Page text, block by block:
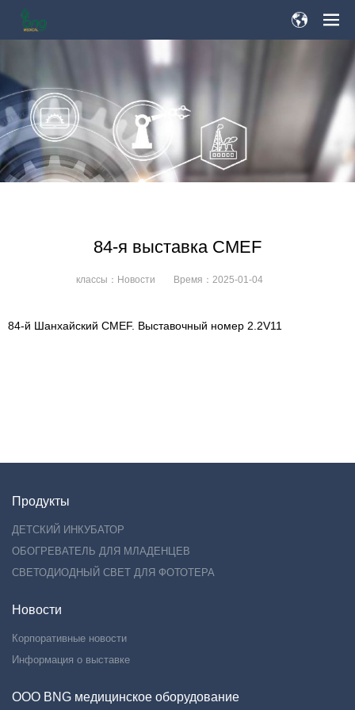
84-я выставка CMEF
классы： Новости Время： 2025-01-04
84-й Шанхайский CMEF. Выставочный номер 2.2V11
Продукты
ДЕТСКИЙ ИНКУБАТОР
ОБОГРЕВАТЕЛЬ ДЛЯ МЛАДЕНЦЕВ
СВЕТОДИОДНЫЙ СВЕТ ДЛЯ ФОТОТЕРА
Новости
Корпоративные новости
Информация о выставке
ООО BNG медицинское оборудование